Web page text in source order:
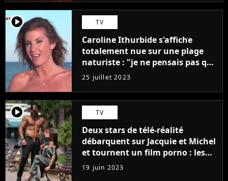
player2 TV
Caroline Ithurbide s'affiche
totalement nue sur une plage
naturiste : "je ne pensais pas que
j'arriverais à le faire..."
25 juillet 2023
player2 TV
Deux stars de télé-réalité
débarquent sur Jacquie et Michel
et tournent un film porno : les
premières images du tournage
(exclu)
19 juin 2023